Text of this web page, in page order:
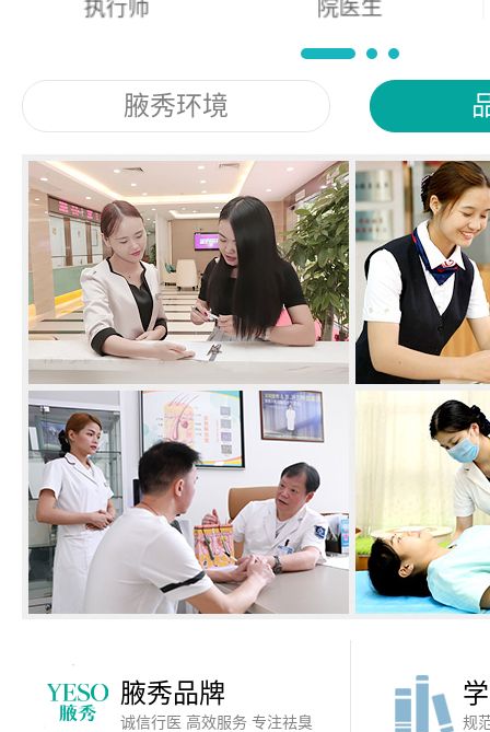
院医生 督导
腋秀环境
腋秀品牌
诚信行医 高效服务 专注祛臭 规